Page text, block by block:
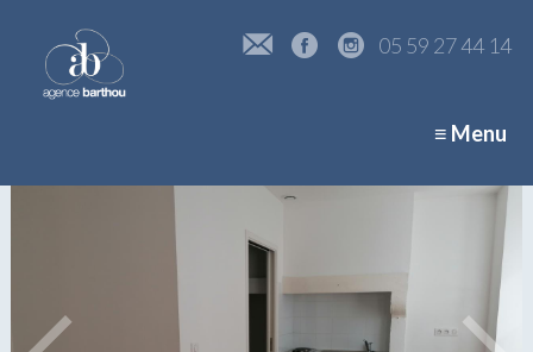
05 59 27 44 14
≡ Menu